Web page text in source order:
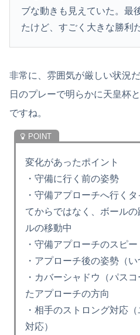
ブな動きも見えていた。最
たけど、すごく大きな勝利
非常に、雰囲気が厳しい状況
日のプレーで明らかに天皇杯
ですね。
変化があったポイント
・守備に行く前の姿勢
・守備アプローチへ行く
てからではなく、ボール
ルの移動中
・守備アプローチのスピー
・アプローチ後の姿勢（
・カバーシャドウ（パス
たアプローチの方向
・相手のストロング対応
対応）